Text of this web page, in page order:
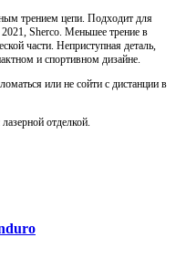
трением цепи. Подходит для
Sherco. Меньшее трение в
части. Неприступная деталь,
и спортивном дизайне.
или не сойти с дистанции в
отделкой.